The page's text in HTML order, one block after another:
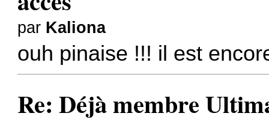
par Kaliona
ouh pinaise !!! il est
Re: Déjà membre